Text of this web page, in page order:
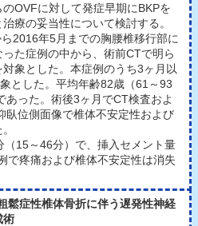
OVFに対して発症早期にBKPを
療の妥当性について検討する。
2016年5月までの胸腰椎移行部に
た症例の中から、術前CTで明ら
象とした。本症例のうち3ヶ月以
とした。平均年齢82歳（61～93
あった。術後3ヶ月でCT検査およ
臥位側面像で椎体不安定性および
（15～46分）で、挿入セメント量
で疼痛および椎体不安定性は消失
鬆症性椎体骨折に伴う遅発性神経
術